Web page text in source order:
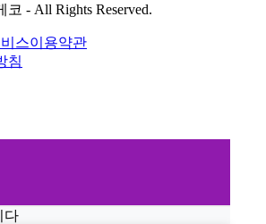
코 - All Rights Reserved.
스이용약관
침
다